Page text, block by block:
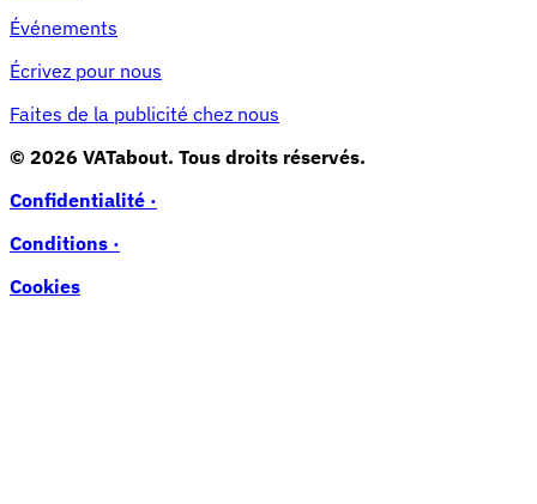
Événements
Écrivez pour nous
Faites de la publicité chez nous
© 2026 VATabout. Tous droits réservés.
Confidentialité ·
Conditions ·
Cookies